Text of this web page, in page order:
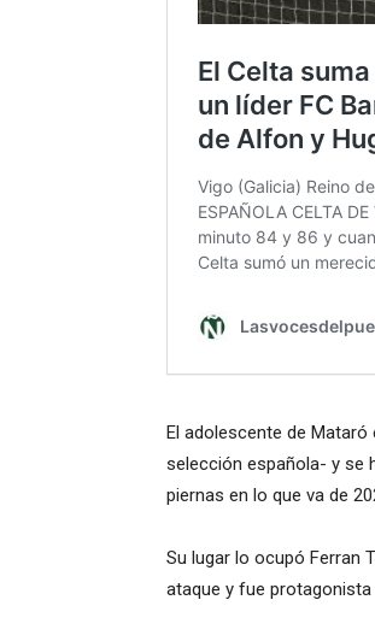
El adolescente de
selección española- y se
piernas en lo que va de
Su lugar lo ocupó Ferran
ataque y fue